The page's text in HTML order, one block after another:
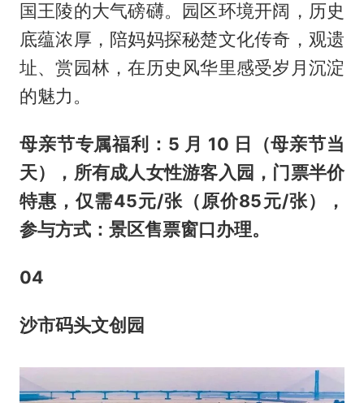
国王陵的大气磅礴。园区环境开阔，历史
底蕴浓厚，陪妈妈探秘楚文化传奇，观遗
址、赏园林，在历史风华里感受岁月沉淀
的魅力。
母亲节专属福利：5 月 10 日（母亲节当
天），所有成人女性游客入园，门票半价
特惠，仅需45元/张（原价85元/张），
参与方式：景区售票窗口办理。
04
沙市码头文创园